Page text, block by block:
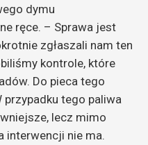
dymu
ręce. – Sprawa jest
zgłaszali nam ten
kontrole, które
Do pieca tego
przypadku tego paliwa
lecz mimo
interwencji nie ma.